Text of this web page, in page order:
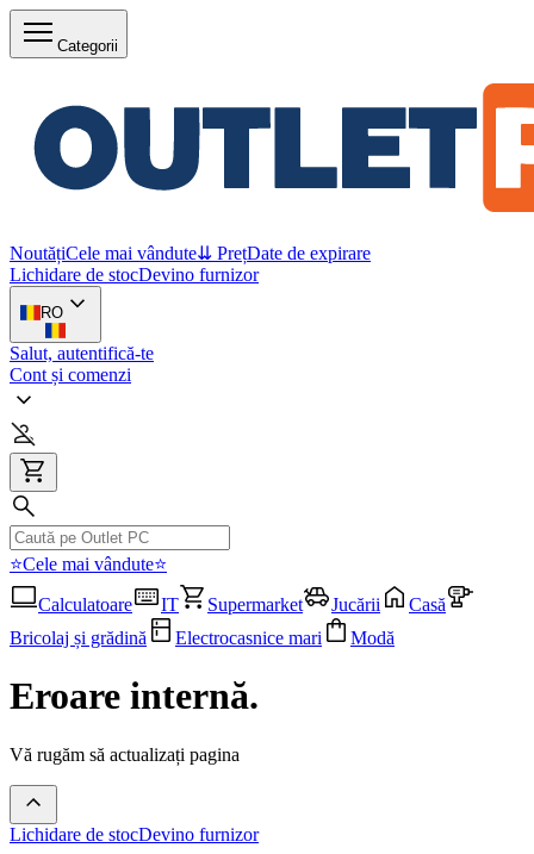
Categorii
NoutățiCele mai vândute⇊ PrețDate de expirare
Lichidare de stocDevino furnizor
RO
Salut, autentifică-te
Cont și comenzi
⭐Cele mai vândute⭐
Calculatoare
IT Supermarket Jucării
Casă
Bricolaj și grădină
Electrocasnice mari Modă
Eroare internă.
Vă rugăm să actualizați pagina
Lichidare de stocDevino furnizor